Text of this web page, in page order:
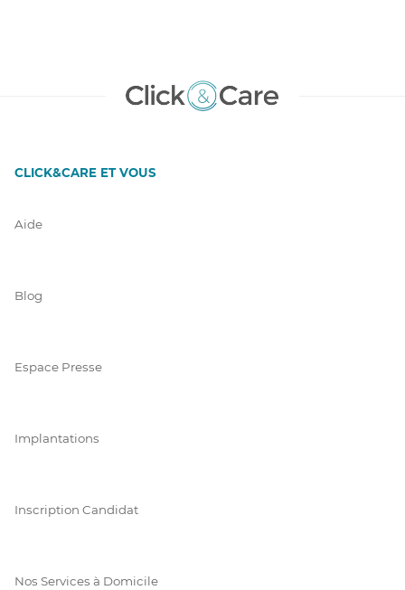
CLICK&CARE ET VOUS
Aide
Blog
Espace Presse
Implantations
Inscription Candidat
Nos Services à Domicile